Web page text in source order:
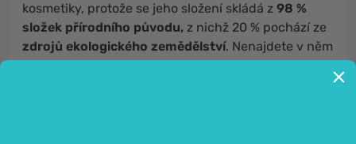
kosmetiky, protože se jeho složení skládá z 98 %
složek přírodního původu, z nichž 20 % pochází ze
zdrojů ekologického zemědělství. Nenajdete v něm
parabeny, fenoxyetanol, umělá barviva a vůně,